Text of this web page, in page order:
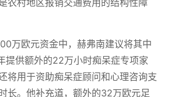
农村地区报销交通费用的结构性障
万欧元资金中，赫弗南建议将其中
提供额外的22万小时痴呆症专项家
将用于资助痴呆症顾问和心理咨询支
长。他补充道，额外的32万欧元足